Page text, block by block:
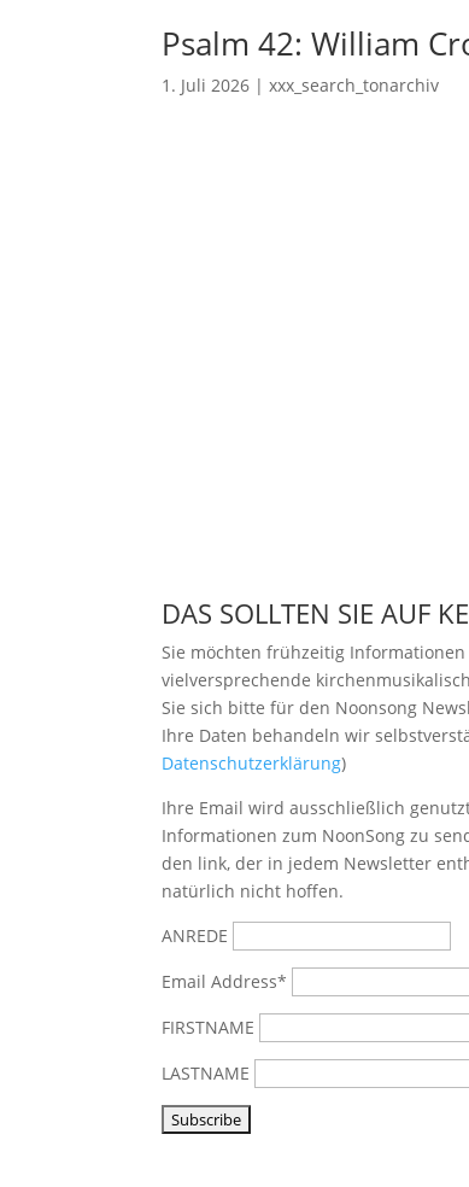
Psalm 42: William
1. Juli 2026 |xxx_search_tonarchiv
DAS SOLLTEN SIE AUF
Sie möchten frühzeitig
vielversprechende
Sie sich bittefür den Noonsong
Ihre Daten behandeln wir
Datenschutzerklärung)
Ihre Email wird ausschließlich
Informationen zum NoonSong zu
den link, der in jedem Newsletter
natürlich nicht hoffen.
ANREDE
Email Address*
FIRSTNAME
LASTNAME